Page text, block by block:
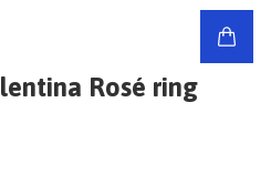
Rosé ring